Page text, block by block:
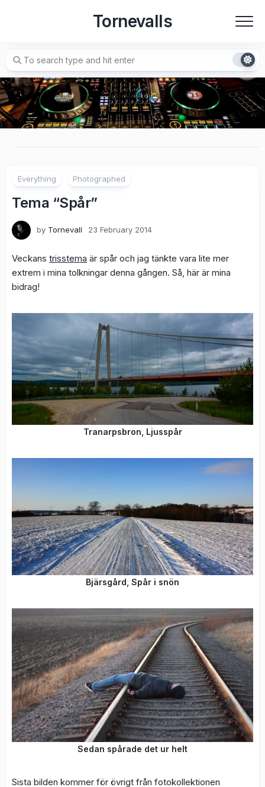
Tornevalls
Everything Photographed
Tema “Spår”
by Tornevall 23 February 2014
Veckans trisstema är spår och jag tänkte vara lite mer
extrem i mina tolkningar denna gången. Så, här är mina
bidrag!
Tranarpsbron, Ljusspår
Bjärsgård, Spår i snön
Sedan spårade det ur helt
Sista bilden kommer för övrigt från fotokollektionen